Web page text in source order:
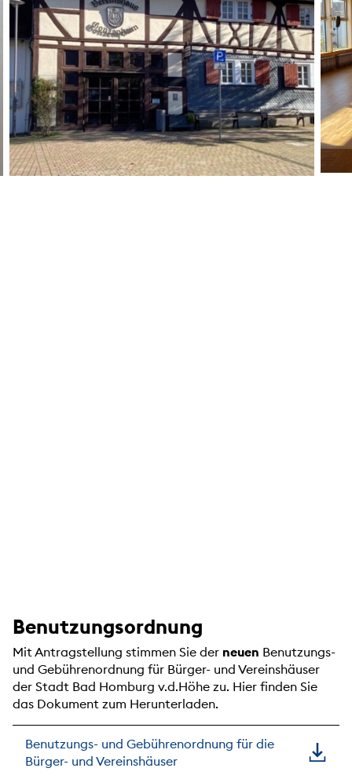
Benutzungsordnung
Mit Antragstellung stimmen Sie der neuen Benutzungs-
und Gebührenordnung für Bürger- und Vereinshäuser
der Stadt Bad Homburg v.d.Höhe zu. Hier finden Sie
das Dokument zum Herunterladen.
Benutzungs- und Gebührenordnung für die
Bürger- und Vereinshäuser